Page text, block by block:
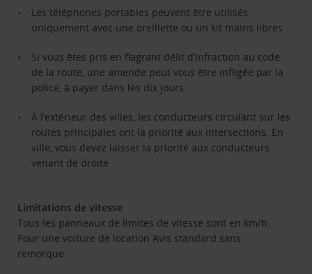
Les téléphones portables peuvent être utilisés
uniquement avec une oreillette ou un kit mains libres
Si vous êtes pris en flagrant délit d’infraction au code
de la route, une amende peut vous être infligée par la
police, à payer dans les dix jours
À l’extérieur des villes, les conducteurs circulant sur les
routes principales ont la priorité aux intersections. En
ville, vous devez laisser la priorité aux conducteurs
venant de droite
Limitations de vitesse
Tous les panneaux de limites de vitesse sont en km/h.
Pour une voiture de location Avis standard sans
remorque :